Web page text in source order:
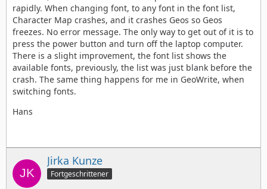
rapidly. When changing font, to any font in the font list,
Character Map crashes, and it crashes Geos so Geos
freezes. No error message. The only way to get out of it is to
press the power button and turn off the laptop computer.
There is a slight improvement, the font list shows the
available fonts, previously, the list was just blank before the
crash. The same thing happens for me in GeoWrite, when
switching fonts.
Hans
Jirka Kunze
Fortgeschrittener